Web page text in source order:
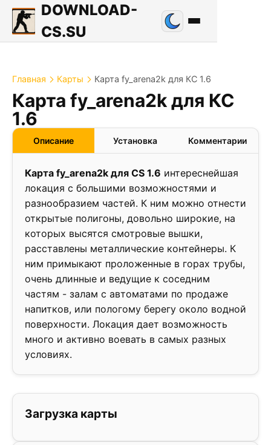
DOWNLOAD-
CS.SU
Главная Карты Карта fy_arena2k для КС 1.6
Карта fy_arena2k для КС
1.6
❮ ❯
1.2
Описание Установка Комментарии
Карта fy_arena2k для CS 1.6 интереснейшая
локация с большими возможностями и
разнообразием частей. К ним можно отнести
открытые полигоны, довольно широкие, на
которых высятся смотровые вышки,
расставлены металлические контейнеры. К
ним примыкают проложенные в горах трубы,
очень длинные и ведущие к соседним
частям - залам с автоматами по продаже
напитков, или пологому берегу около водной
поверхности. Локация дает возможность
много и активно воевать в самых разных
условиях.
Загрузка карты